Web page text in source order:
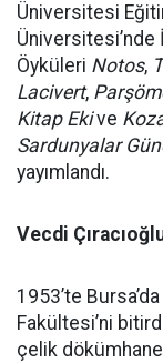
Üniversitesi
Üniversitesi’nde
Öyküleri Notos,
Lacivert,
Kitap Ekive
Sardunyalar
yayımlandı.
Vecdi
1953’te
Fakültesi’ni
çelik